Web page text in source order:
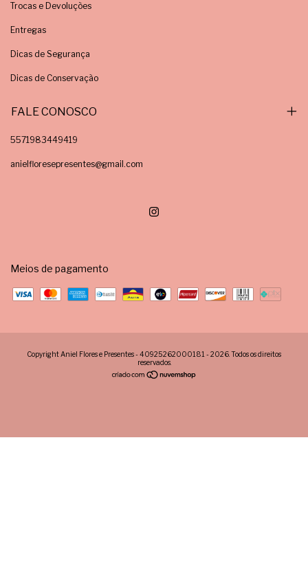
Trocas e Devoluções
Entregas
Dicas de Segurança
Dicas de Conservação
FALE CONOSCO
5571983449419
anielfloresepresentes@gmail.com
Meios de pagamento
Copyright Aniel Flores e Presentes - 40925262000181 - 2026. Todos os direitos
reservados.